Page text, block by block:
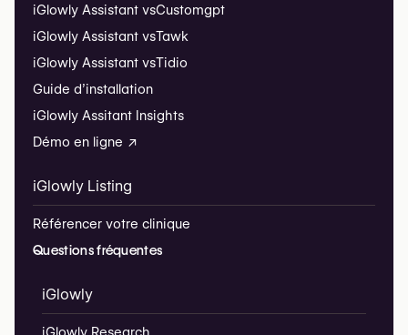
iGlowly Assistant vsCustomgpt
iGlowly Assistant vsTawk
iGlowly Assistant vsTidio
Guide d’installation
iGlowly Assitant Insights
Démo en ligne ↗
iGlowly Listing
Référencer votre clinique
Questions fréquentes
iGlowly